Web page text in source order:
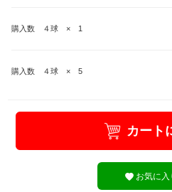
購入数 ４球 × 1
購入数 ４球 × 5
カート
お気に